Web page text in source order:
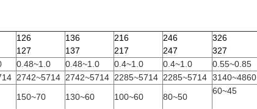
126
127
136
137
216
217
246
247
326
327
0.48~1.0 0.48~1.0 0.4~1.0 0.4~1.0
0.55~0.85
2742~5714 2742~5714 2285~5714 2285~5714 3140~4860
150~70 130~60 100~60 80~50
60~45